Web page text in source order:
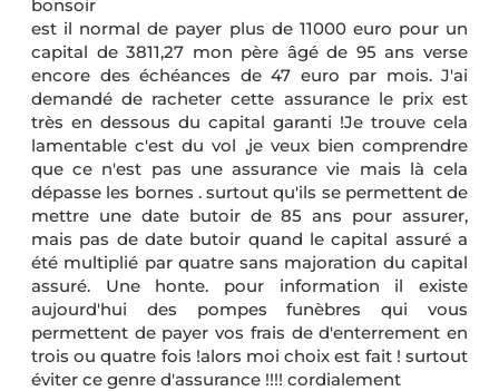
bonsoir
est il normal de payer plus de 11000 euro pour un
capital de 3811,27 mon père âgé de 95 ans verse
encore des échéances de 47 euro par mois. J'ai
demandé de racheter cette assurance le prix est
très en dessous du capital garanti !Je trouve cela
lamentable c'est du vol ,je veux bien comprendre
que ce n'est pas une assurance vie mais là cela
dépasse les bornes . surtout qu'ils se permettent de
mettre une date butoir de 85 ans pour assurer,
mais pas de date butoir quand le capital assuré a
été multiplié par quatre sans majoration du capital
assuré. Une honte. pour information il existe
aujourd'hui des pompes funèbres qui vous
permettent de payer vos frais de d'enterrement en
trois ou quatre fois !alors moi choix est fait ! surtout
éviter ce genre d'assurance !!!! cordialement